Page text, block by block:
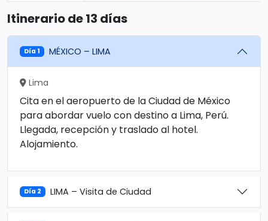
Itinerario de 13 días
Día 1 MÉXICO – LIMA
Lima
Cita en el aeropuerto de la Ciudad de México
para abordar vuelo con destino a Lima, Perú.
Llegada, recepción y traslado al hotel.
Alojamiento.
Día 2 LIMA – Visita de Ciudad